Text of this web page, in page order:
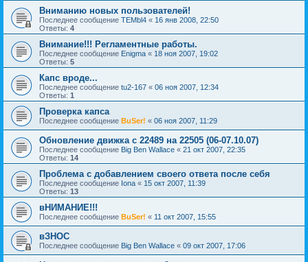
Вниманию новых пользователей!
Последнее сообщение TEMbl4 « 16 янв 2008, 22:50
Ответы: 4
Внимание!!! Регламентные работы.
Последнее сообщение Enigma « 18 ноя 2007, 19:02
Ответы: 5
Капс вроде...
Последнее сообщение tu2-167 « 06 ноя 2007, 12:34
Ответы: 1
Проверка капса
Последнее сообщение BuSer! « 06 ноя 2007, 11:29
Обновление движка с 22489 на 22505 (06-07.10.07)
Последнее сообщение Big Ben Wallace « 21 окт 2007, 22:35
Ответы: 14
Проблема с добавлением своего ответа после себя
Последнее сообщение Iona « 15 окт 2007, 11:39
Ответы: 13
вНИМАНИЕ!!!
Последнее сообщение BuSer! « 11 окт 2007, 15:55
вЗНОС
Последнее сообщение Big Ben Wallace « 09 окт 2007, 17:06